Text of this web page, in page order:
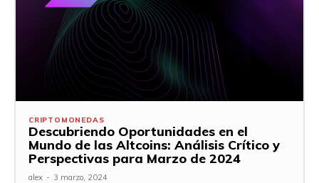
CRIPTOMONEDAS
Descubriendo Oportunidades en el
Mundo de las Altcoins: Análisis Crítico y
Perspectivas para Marzo de 2024
alex - 3 marzo, 2024